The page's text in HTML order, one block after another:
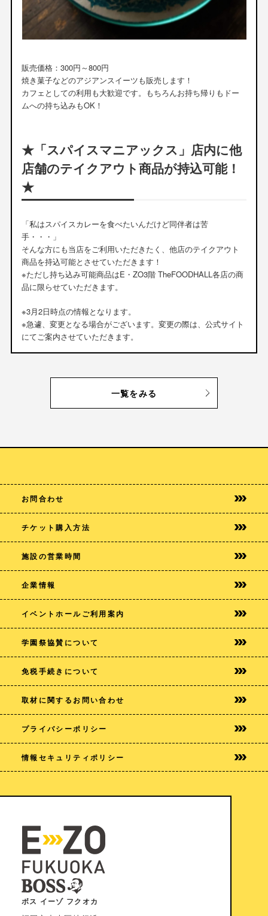
販売価格：300円～800円
焼き菓子などのアジアンスイーツも販売します！
カフェとしての利用も大歓迎です。もちろんお持ち帰りもドー
ムへの持ち込みもOK！
★「スパイスマニアックス」店内に他
店舗のテイクアウト商品が持込可能！
★
「私はスパイスカレーを食べたいんだけど同伴者は苦
手・・・」
そんな方にも当店をご利用いただきたく、他店のテイクアウト
商品を持込可能とさせていただきます！
※ただし持ち込み可能商品はE・ZO3階 TheFOODHALL各店の商
品に限らせていただきます。
※3月2日時点の情報となります。
※急遽、変更となる場合がございます。変更の際は、公式サイト
にてご案内させていただきます。
一覧をみる
ボス イーゾ フクオカ
お問合わせ
チケット購入方法
施設の営業時間
企業情報
イベントホールご利用案内
学園祭協賛について
免税手続きについて
取材に関するお問い合わせ
プライバシーポリシー
情報セキュリティポリシー